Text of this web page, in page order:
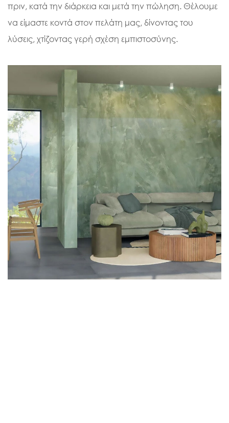
πριν, κατά την διάρκεια και μετά την πώληση. Θέλουμε
να είμαστε κοντά στον πελάτη μας, δίνοντας του
λύσεις, χτίζοντας γερή σχέση εμπιστοσύνης.